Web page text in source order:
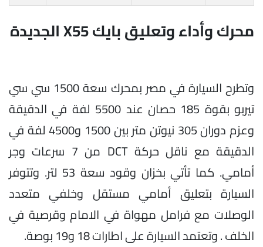
محرك وأداء وتعليق بايك X55 الجديدة
وتطرح السيارة في مصر بمحرك سعة 1500 سي سي
تيربو بقوة 185 حصان عند 5500 لفة في الدقيقة
وعزم دوران 305 نيوتن متر بين 1500 و4500 لفة في
الدقيقة مع ناقل حركة DCT من 7 سرعات وجر
أمامي. كما تأتي بخزان وقود سعة 53 لتر. وتتوفر
السيارة بتعليق أمامي مستقل وخلفي متعدد
الوصلات مع فرامل مهواة في الامام وقرصية في
الخلف . وتعتمد السيارة على اطارات 18 و19 بوصة.